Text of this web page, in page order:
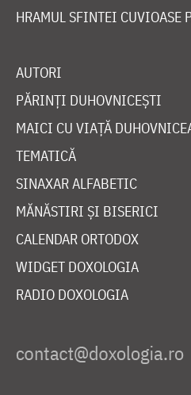
HRAMUL SFINTEI CUVIOASE
AUTORI
PĂRINȚI DUHOVNICEȘTI
MAICI CU VIAȚĂ
TEMATICĂ
SINAXAR ALFABETIC
MĂNĂSTIRI ȘI BISERICI
CALENDAR ORTODOX
WIDGET DOXOLOGIA
RADIO DOXOLOGIA